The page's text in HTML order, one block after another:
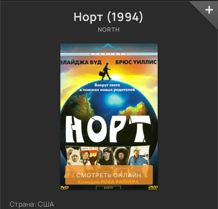
Норт (1994)
NORTH
СМОТРЕТЬ ОНЛАЙН
Страна: США